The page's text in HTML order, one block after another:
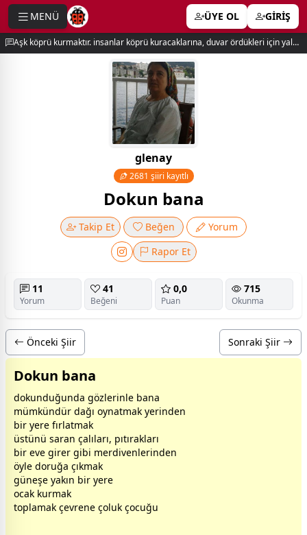
MENÜ ÜYE OL GİRİŞ
Aşk köprü kurmaktır. insanlar köprü kuracaklarına, duvar ördükleri için yalnız kalırlar. newton
glenay
2681 şiiri kayıtlı
Dokun bana
Takip Et Beğen
Yorum
Rapor Et
11
Yorum
41
Beğeni
0,0
Puan
715
Okunma
Önceki Şiir Sonraki Şiir
Dokun bana
dokunduğunda gözlerinle bana
mümkündür dağı oynatmak yerinden
bir yere fırlatmak
üstünü saran çalıları, pıtırakları
bir eve girer gibi merdivenlerinden
öyle doruğa çıkmak
güneşe yakın bir yere
ocak kurmak
toplamak çevrene çoluk çocuğu
menu